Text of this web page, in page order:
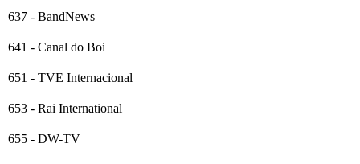
637 - BandNews
641 - Canal do Boi
651 - TVE Internacional
653 - Rai International
655 - DW-TV